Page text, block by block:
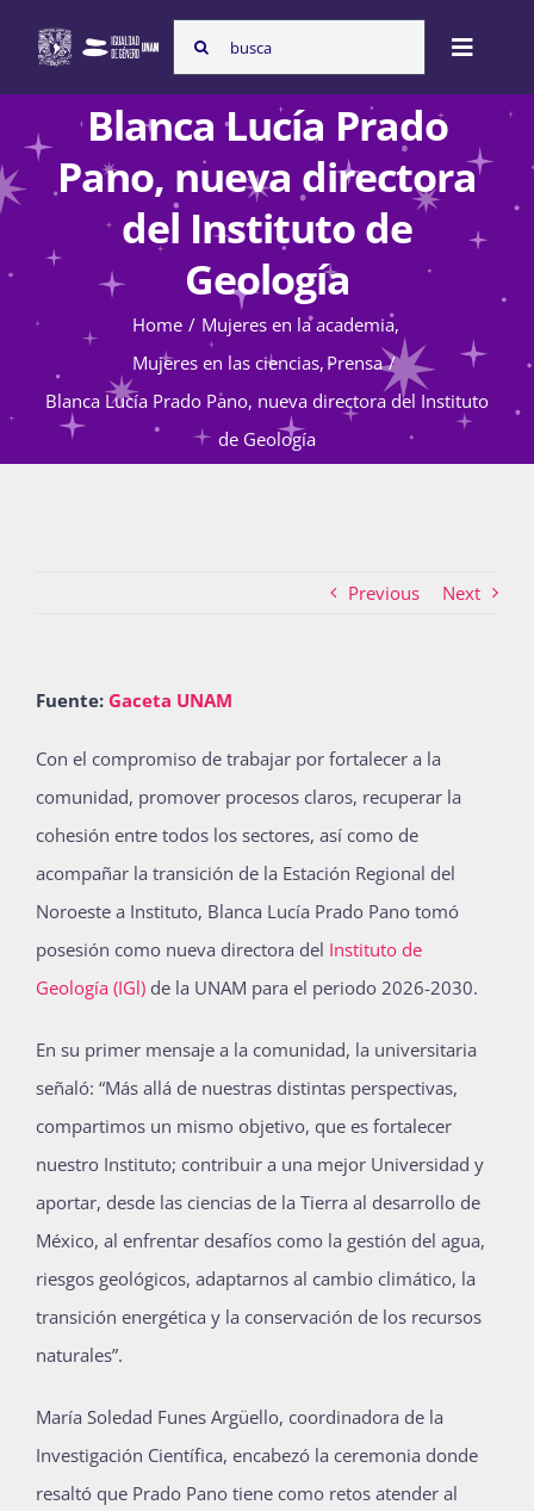
content
Search
for:
Toggle
Inicio
Nosotras
Programas
Atención de la violencia de género
Recursos
Súmate
Publicaciones
Bienvenida generación 2027-1
Blanca Lucía Prado
Pano, nueva directora
del Instituto de
Geología
Home
Mujeres en la academia
Mujeres en las ciencias Prensa
Blanca Lucía Prado Pano, nueva directora del Instituto
de Geología
Previous Next
Fuente: Gaceta UNAM
Con el compromiso de trabajar por fortalecer a la
comunidad, promover procesos claros, recuperar la
cohesión entre todos los sectores, así como de
acompañar la transición de la Estación Regional del
Noroeste a Instituto, Blanca Lucía Prado Pano tomó
posesión como nueva directora del Instituto de
Geología (IGl) de la UNAM para el periodo 2026-2030.
En su primer mensaje a la comunidad, la universitaria
señaló: “Más allá de nuestras distintas perspectivas,
compartimos un mismo objetivo, que es fortalecer
nuestro Instituto; contribuir a una mejor Universidad y
aportar, desde las ciencias de la Tierra al desarrollo de
México, al enfrentar desafíos como la gestión del agua,
riesgos geológicos, adaptarnos al cambio climático, la
transición energética y la conservación de los recursos
naturales”.
María Soledad Funes Argüello, coordinadora de la
Investigación Científica, encabezó la ceremonia donde
resaltó que Prado Pano tiene como retos atender al